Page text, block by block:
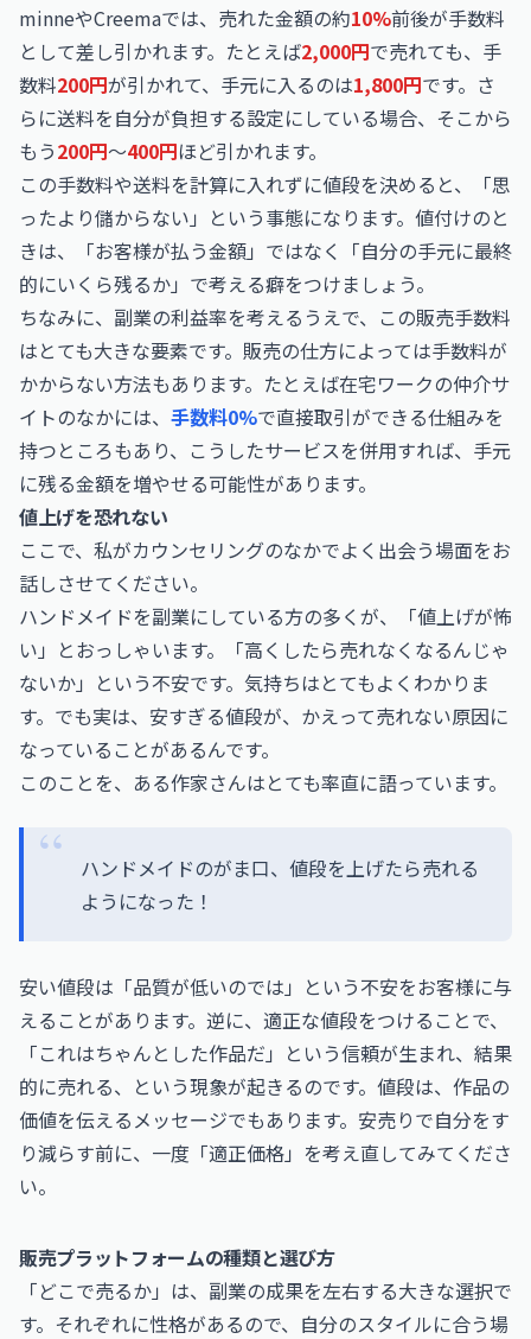
minneやCreemaでは、売れた金額の約10%前後が手数料
として差し引かれます。たとえば2,000円で売れても、手
数料200円が引かれて、手元に入るのは1,800円です。さ
らに送料を自分が負担する設定にしている場合、そこから
もう200円〜400円ほど引かれます。
この手数料や送料を計算に入れずに値段を決めると、「思
ったより儲からない」という事態になります。値付けのと
きは、「お客様が払う金額」ではなく「自分の手元に最終
的にいくら残るか」で考える癖をつけましょう。
ちなみに、副業の利益率を考えるうえで、この販売手数料
はとても大きな要素です。販売の仕方によっては手数料が
かからない方法もあります。たとえば在宅ワークの仲介サ
イトのなかには、 手数料0%で直接取引ができる仕組みを
持つところもあり、こうしたサービスを併用すれば、手元
に残る金額を増やせる可能性があります。
値上げを恐れない
ここで、私がカウンセリングのなかでよく出会う場面をお
話しさせてください。
ハンドメイドを副業にしている方の多くが、「値上げが怖
い」とおっしゃいます。「高くしたら売れなくなるんじゃ
ないか」という不安です。気持ちはとてもよくわかりま
す。でも実は、安すぎる値段が、かえって売れない原因に
なっていることがあるんです。
このことを、ある作家さんはとても率直に語っています。
ハンドメイドのがま口、値段を上げたら売れる
ようになった！
安い値段は「品質が低いのでは」という不安をお客様に与
えることがあります。逆に、適正な値段をつけることで、
「これはちゃんとした作品だ」という信頼が生まれ、結果
的に売れる、という現象が起きるのです。値段は、作品の
価値を伝えるメッセージでもあります。安売りで自分をす
り減らす前に、一度「適正価格」を考え直してみてくださ
い。
販売プラットフォームの種類と選び方
「どこで売るか」は、副業の成果を左右する大きな選択で
す。それぞれに性格があるので、自分のスタイルに合う場